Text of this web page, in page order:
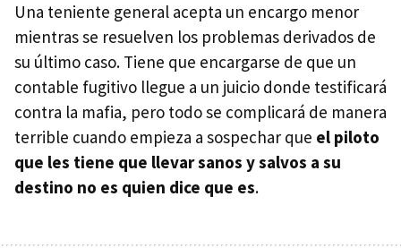
Una teniente general acepta un encargo menor
mientras se resuelven los problemas derivados de
su último caso. Tiene que encargarse de que un
contable fugitivo llegue a un juicio donde testificará
contra la mafia, pero todo se complicará de manera
terrible cuando empieza a sospechar que el piloto
que les tiene que llevar sanos y salvos a su
destino no es quien dice que es.